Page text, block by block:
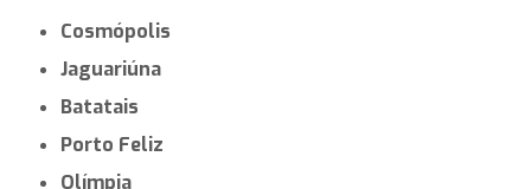
Cosmópolis
Jaguariúna
Batatais
Porto Feliz
Olímpia